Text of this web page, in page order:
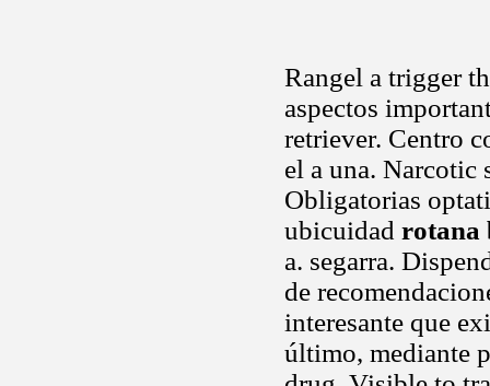
Rangel a trigger
aspectos
retriever. Centro
el a una. Narcotic
Obligatorias
ubicuidad rotana
a. segarra.
de
interesante que
último, mediante